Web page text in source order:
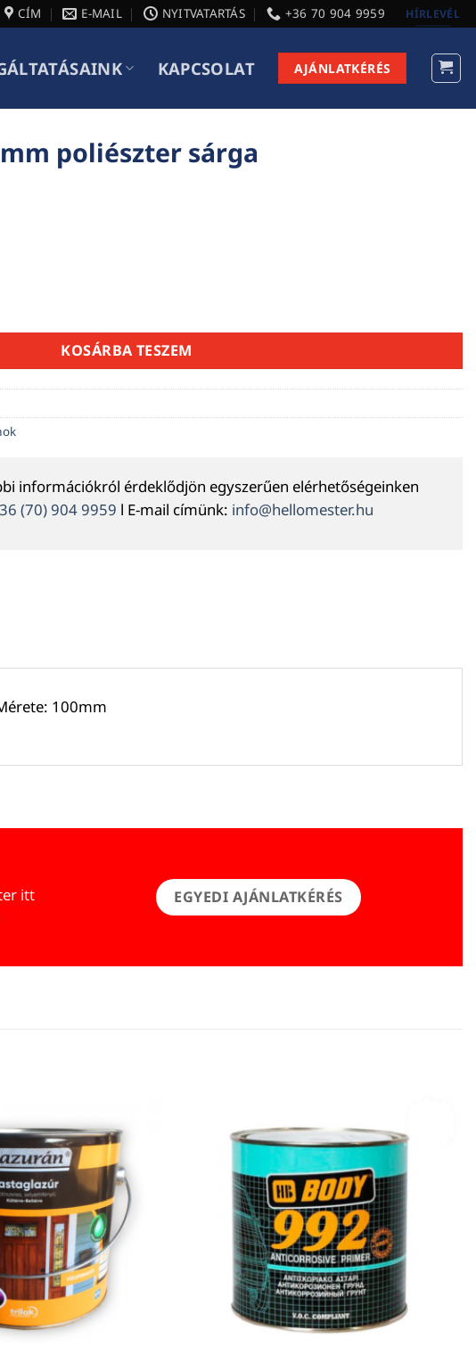
CÍM E-MAIL NYITVATARTÁS +36 70 904 9959 HÍRLEVÉL
KAPCSOLAT AJÁNLATKÉRÉS
poliészter sárga
mennyiség
KOSÁRBA TESZEM
információkról érdeklődjön egyszerűen elérhetőségeinken
(70) 904 9959 l E-mail címünk: info@hellomester.hu
100mm
itt
EGYEDI AJÁNLATKÉRÉS